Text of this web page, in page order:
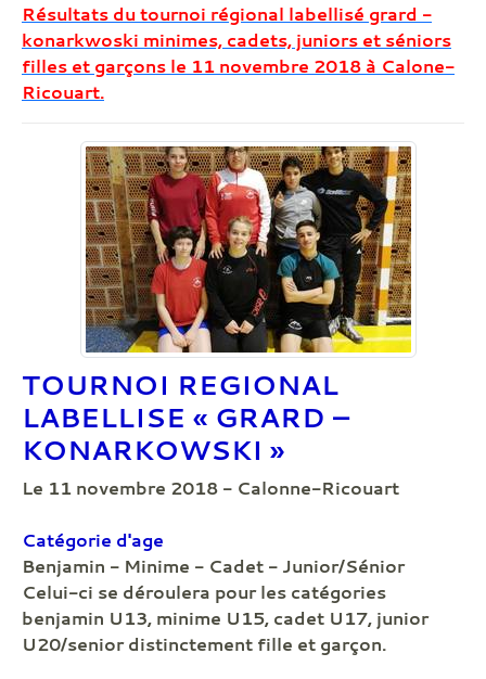
Résultats du tournoi régional labellisé grard -
konarkwoski minimes, cadets, juniors et séniors
filles et garçons le 11 novembre 2018 à Calone-
Ricouart.
TOURNOI REGIONAL
LABELLISE « GRARD –
KONARKOWSKI »
Le 11 novembre 2018 - Calonne-Ricouart
Catégorie d'age
Benjamin - Minime - Cadet - Junior/Sénior
Celui-ci se déroulera pour les catégories
benjamin U13, minime U15, cadet U17, junior
U20/senior distinctement fille et garçon.